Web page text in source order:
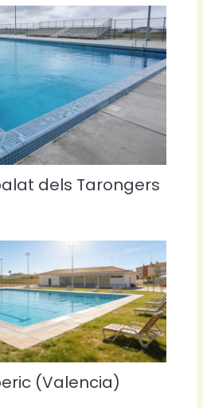
dels Tarongers
(Valencia)